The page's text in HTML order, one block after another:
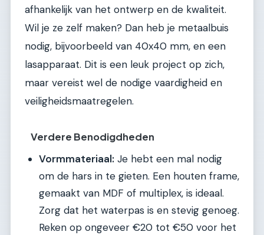
afhankelijk van het ontwerp en de kwaliteit.
Wil je ze zelf maken? Dan heb je metaalbuis
nodig, bijvoorbeeld van 40x40 mm, en een
lasapparaat. Dit is een leuk project op zich,
maar vereist wel de nodige vaardigheid en
veiligheidsmaatregelen.
Verdere Benodigdheden
Vormmateriaal: Je hebt een mal nodig
om de hars in te gieten. Een houten frame,
gemaakt van MDF of multiplex, is ideaal.
Zorg dat het waterpas is en stevig genoeg.
Reken op ongeveer €20 tot €50 voor het